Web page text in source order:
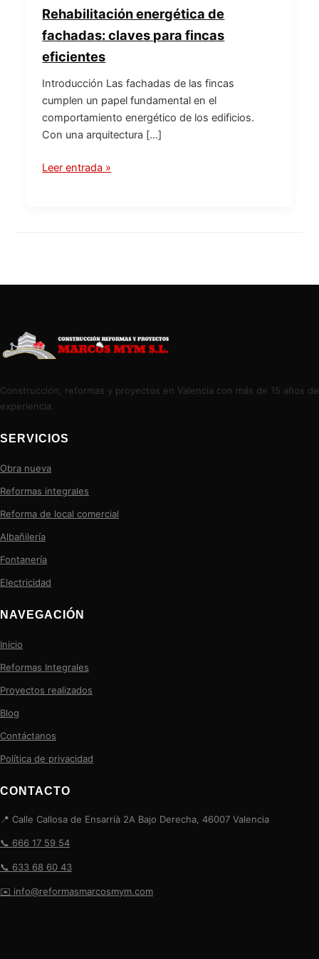
Rehabilitación energética de
fachadas: claves para fincas
eficientes
Introducción Las fachadas de las fincas
cumplen un papel fundamental en el
comportamiento energético de los edificios.
Con una arquitectura […]
Leer entrada »
Construcción, reformas y proyectos en Valencia con más de 15 años de
experiencia.
SERVICIOS
Obra nueva
Reformas integrales
Reforma de local comercial
Albañilería
Fontanería
Electricidad
NAVEGACIÓN
Inicio
Reformas Integrales
Proyectos realizados
Blog
Contáctanos
Política de privacidad
CONTACTO
📍 Calle Callosa de Ensarrià 2A Bajo Derecha, 46007 Valencia
📞 666 17 59 54
📞 633 68 60 43
✉️ info@reformasmarcosmym.com